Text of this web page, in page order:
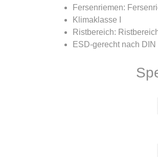
Fersenriemen:
Klimaklasse I
Ristbereich:
ESD-gerecht nach